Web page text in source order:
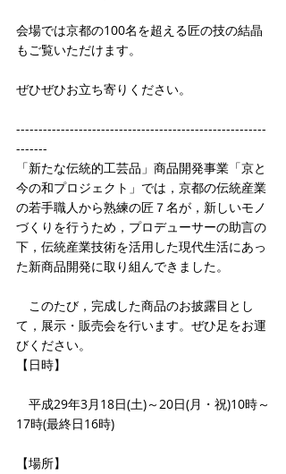
会場では京都の100名を超える匠の技の結晶
もご覧いただけます。
ぜひぜひお立ち寄りください。
--------------------------------------------------------
-------
「新たな伝統的工芸品」商品開発事業「京と
今の和プロジェクト」では，京都の伝統産業
の若手職人から熟練の匠７名が，新しいモノ
づくりを行うため，プロデューサーの助言の
下，伝統産業技術を活用した現代生活にあっ
た新商品開発に取り組んできました。
このたび，完成した商品のお披露目とし
て，展示・販売会を行います。ぜひ足をお運
びください。
【日時】
平成29年3月18日(土)～20日(月・祝)10時～
17時(最終日16時)
【場所】